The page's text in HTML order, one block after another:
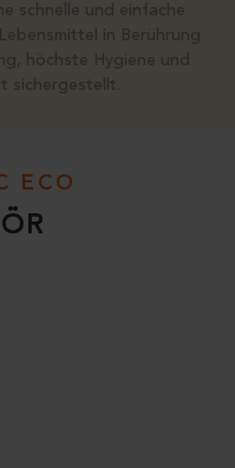
schnelle und einfache
in Berührung
höchste Hygiene und
sichergestellt.
ECO